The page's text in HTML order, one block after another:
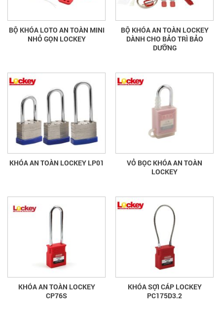
BỘ KHÓA LOTO AN TOÀN MINI
NHỎ GỌN LOCKEY
BỘ KHÓA AN TOÀN LOCKEY
DÀNH CHO BẢO TRÌ BẢO
DƯỠNG
KHÓA AN TOÀN LOCKEY LP01
VỎ BỌC KHÓA AN TOÀN
LOCKEY
KHÓA AN TOÀN LOCKEY
CP76S
KHÓA SỢI CÁP LOCKEY
PC175D3.2